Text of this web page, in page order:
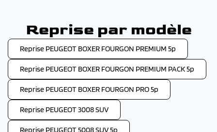
Reprise par modèle
Reprise PEUGEOT BOXER FOURGON PREMIUM 5p
Reprise PEUGEOT BOXER FOURGON PREMIUM PACK 5p
Reprise PEUGEOT BOXER FOURGON PRO 5p
Reprise PEUGEOT 3008 SUV
Reprise PEUGEOT 5008 SUV 5p